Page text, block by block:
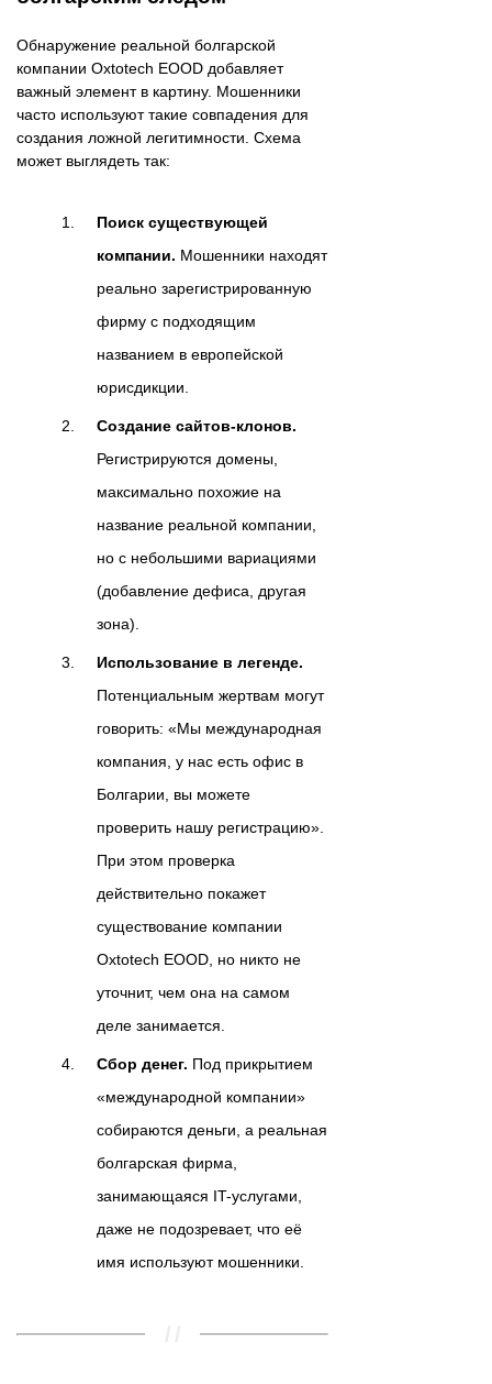
Обнаружение реальной болгарской
компании Oxtotech EOOD добавляет
важный элемент в картину. Мошенники
часто используют такие совпадения для
создания ложной легитимности. Схема
может выглядеть так:
Поиск существующей
компании. Мошенники находят
реально зарегистрированную
фирму с подходящим
названием в европейской
юрисдикции.
Создание сайтов-клонов.
Регистрируются домены,
максимально похожие на
название реальной компании,
но с небольшими вариациями
(добавление дефиса, другая
зона).
Использование в легенде.
Потенциальным жертвам могут
говорить: «Мы международная
компания, у нас есть офис в
Болгарии, вы можете
проверить нашу регистрацию».
При этом проверка
действительно покажет
существование компании
Oxtotech EOOD, но никто не
уточнит, чем она на самом
деле занимается.
Сбор денег. Под прикрытием
«международной компании»
собираются деньги, а реальная
болгарская фирма,
занимающаяся IT-услугами,
даже не подозревает, что её
имя используют мошенники.